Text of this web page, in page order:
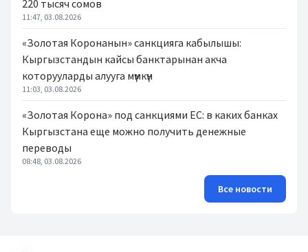
220 тысяч сомов
11:47, 03.08.2026
«Золотая Коронанын» санкцияга кабылышы:
Кыргызстандын кайсы банктарынан акча
которууларды алууга мүмкүн
11:03, 03.08.2026
«Золотая Корона» под санкциями ЕС: в каких банках
Кыргызстана еще можно получить денежные
переводы
08:48, 03.08.2026
Все новости